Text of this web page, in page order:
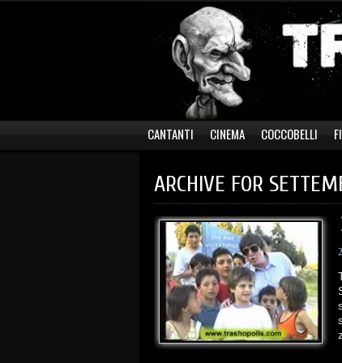
CANTANTI CINEMA COCCOBELLI
ARCHIVE FOR